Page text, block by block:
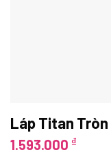
Láp Titan Tròn
1.593.000 ₫